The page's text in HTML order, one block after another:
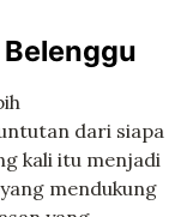
dari siapa
kali itu menjadi
mendukung